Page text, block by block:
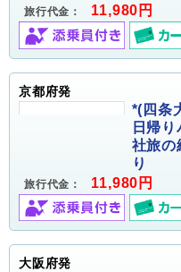
旅行代金： 11,980円
京都府発
*(四条
日帰
社旅の
り
旅行代金： 11,980円
大阪府発